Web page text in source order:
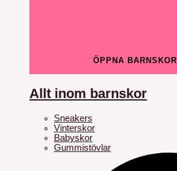
ÖPPNA BARNSKOR
Allt inom barnskor
Sneakers
Vinterskor
Babyskor
Gummistövlar